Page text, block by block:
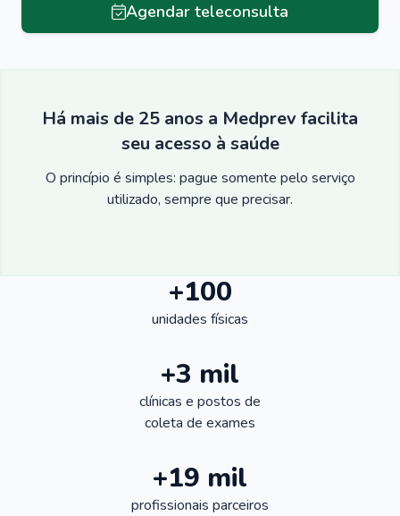
Agendar teleconsulta
Há mais de 25 anos a Medprev facilita
seu acesso à saúde
O princípio é simples: pague somente pelo serviço
utilizado, sempre que precisar.
+100
unidades físicas
+3 mil
clínicas e postos de
coleta de exames
+19 mil
profissionais parceiros